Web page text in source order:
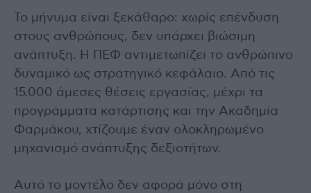
Το μήνυμα είναι ξεκάθαρο: χωρίς επένδυση
στους ανθρώπους, δεν υπάρχει βιώσιμη
ανάπτυξη. Η ΠΕΦ αντιμετωπίζει το ανθρώπινο
δυναμικό ως στρατηγικό κεφάλαιο. Από τις
15.000 άμεσες θέσεις εργασίας, μέχρι τα
προγράμματα κατάρτισης και την Ακαδημία
Φαρμάκου, χτίζουμε έναν ολοκληρωμένο
μηχανισμό ανάπτυξης δεξιοτήτων.
Αυτό το μοντέλο δεν αφορά μόνο στη